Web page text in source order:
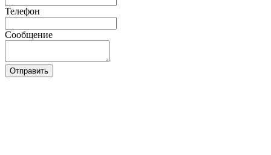
Телефон
Сообщение
Отправить